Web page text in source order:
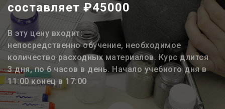
составляет ₽45000
В эту цену входит:
непосредственно обучение, необходимое
количество расходных материалов. Курс длится
3 дня, по 6 часов в день. Начало учебного дня в
11:00 конец в 17:00